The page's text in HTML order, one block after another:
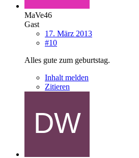
MaVe46
Gast
17. März 2013
#10
Alles gute zum geburtstag.
Inhalt melden
Zitieren